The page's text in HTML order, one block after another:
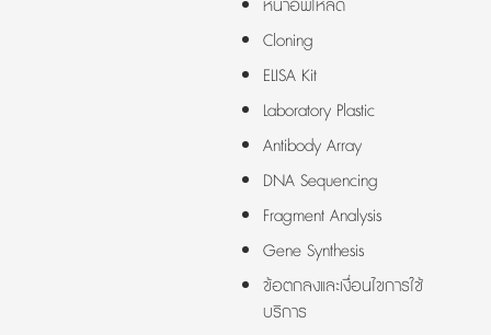
หน้าอัพโหลด
Cloning
ELISA Kit
Laboratory Plastic
Antibody Array
DNA Sequencing
Fragment Analysis
Gene Synthesis
ข้อตกลงและเงื่อนไขการใช้
บริการ